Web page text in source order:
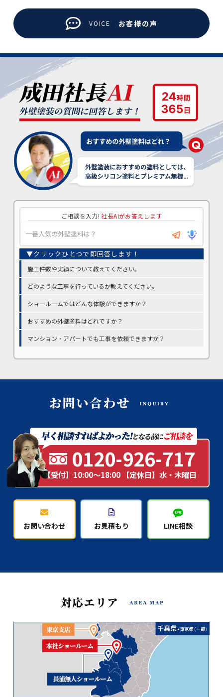
VOICE お客様の声
ご相談を入力! 社長AIがお答えします
施工件数や実績について教えてください。
どのような工事を行っているか教えてください。
ショールームではどんな体験ができますか？
おすすめの外壁塗料はどれですか？
マンション・アパートでも工事を依頼できますか？
0120-926-717
【受付】10:00～18:00 【定休日】水・木曜日
お問い合わせ お見積もり LINE相談